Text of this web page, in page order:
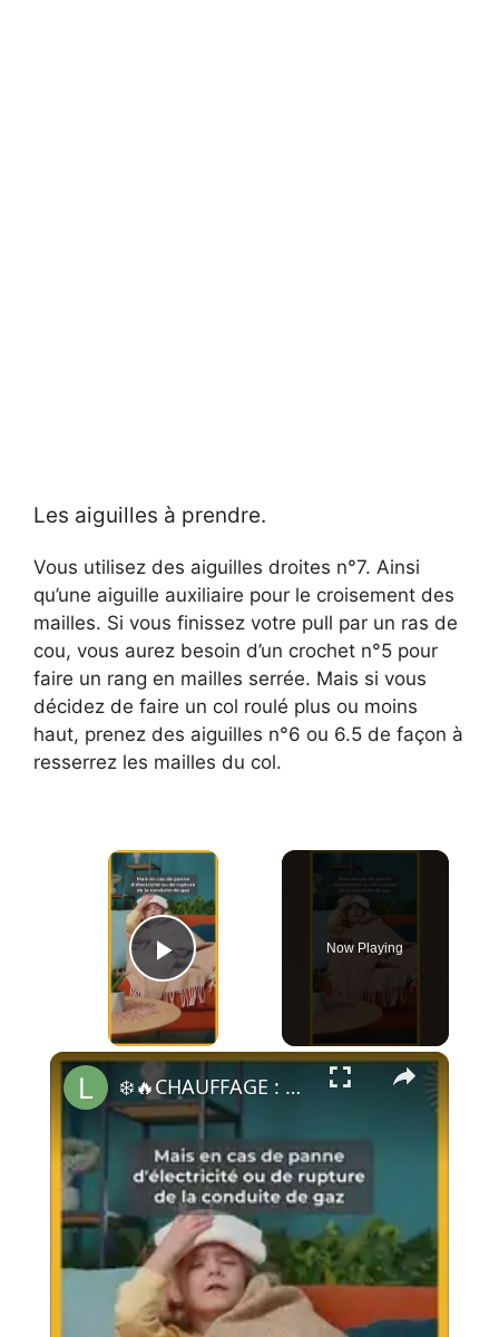
Les aiguilles à prendre.
Vous utilisez des aiguilles droites n°7. Ainsi
qu’une aiguille auxiliaire pour le croisement des
mailles. Si vous finissez votre pull par un ras de
cou, vous aurez besoin d’un crochet n°5 pour
faire un rang en mailles serrée. Mais si vous
décidez de faire un col roulé plus ou moins
haut, prenez des aiguilles n°6 ou 6.5 de façon à
resserrez les mailles du col.
×
Play Video
Now Playing
×
❄️​🔥​CHAUFFAGE : Quel sera le moins cher cet hiver ? 🌨️